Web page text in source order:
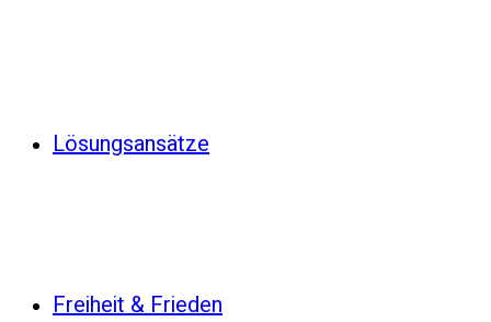
Lösungsansätze
Freiheit & Frieden